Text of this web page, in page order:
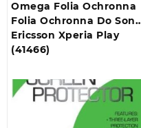
Omega Folia Ochronna
Folia Ochronna Do Sony
Ericsson Xperia Play
(41466)